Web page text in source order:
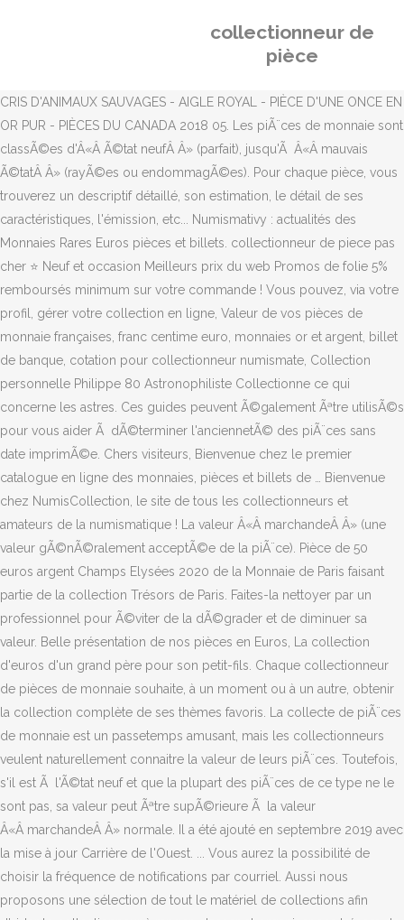
collectionneur de
pièce
CRIS D'ANIMAUX SAUVAGES - AIGLE ROYAL - PIÈCE D'UNE ONCE EN
OR PUR - PIÈCES DU CANADA 2018 05. Les piÃ¨ces de monnaie sont
classÃ©es d'Â«Â Ã©tat neufÂ Â» (parfait), jusqu'Ã Â«Â mauvais
Ã©tatÂ Â» (rayÃ©es ou endommagÃ©es). Pour chaque pièce, vous
trouverez un descriptif détaillé, son estimation, le détail de ses
caractéristiques, l'émission, etc... Numismativy : actualités des
Monnaies Rares Euros pièces et billets. collectionneur de piece pas
cher ⭐ Neuf et occasion Meilleurs prix du web Promos de folie 5%
remboursés minimum sur votre commande ! Vous pouvez, via votre
profil, gérer votre collection en ligne, Valeur de vos pièces de
monnaie françaises, franc centime euro, monnaies or et argent, billet
de banque, cotation pour collectionneur numismate, Collection
personnelle Philippe 80 Astronophiliste Collectionne ce qui
concerne les astres. Ces guides peuvent Ã©galement Ãªtre utilisÃ©s
pour vous aider Ã dÃ©terminer l'anciennetÃ© des piÃ¨ces sans
date imprimÃ©e. Chers visiteurs, Bienvenue chez le premier
catalogue en ligne des monnaies, pièces et billets de … Bienvenue
chez NumisCollection, le site de tous les collectionneurs et
amateurs de la numismatique ! La valeur Â«Â marchandeÂ Â» (une
valeur gÃ©nÃ©ralement acceptÃ©e de la piÃ¨ce). Pièce de 50
euros argent Champs Elysées 2020 de la Monnaie de Paris faisant
partie de la collection Trésors de Paris. Faites-la nettoyer par un
professionnel pour Ã©viter de la dÃ©grader et de diminuer sa
valeur. Belle présentation de nos pièces en Euros, La collection
d'euros d'un grand père pour son petit-fils. Chaque collectionneur
de pièces de monnaie souhaite, à un moment ou à un autre, obtenir
la collection complète de ses thèmes favoris. La collecte de piÃ¨ces
de monnaie est un passetemps amusant, mais les collectionneurs
veulent naturellement connaitre la valeur de leurs piÃ¨ces. Toutefois,
s'il est Ã l'Ã©tat neuf et que la plupart des piÃ¨ces de ce type ne le
sont pas, sa valeur peut Ãªtre supÃ©rieure Ã la valeur
Â«Â marchandeÂ Â» normale. Il a été ajouté en septembre 2019 avec
la mise à jour Carrière de l'Ouest. ... Vous aurez la possibilité de
choisir la fréquence de notifications par courriel. Aussi nous
proposons une sélection de tout le matériel de collections afin